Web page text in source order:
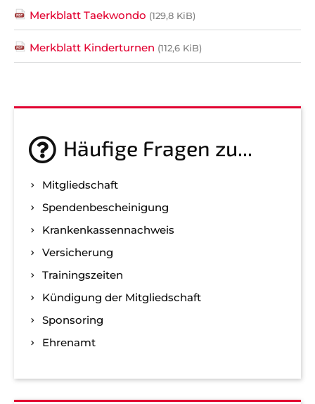
Merkblatt Taekwondo (129,8 KiB)
Merkblatt Kinderturnen (112,6 KiB)
Häufige Fragen zu...
Mitgliedschaft
Spenden­bescheinigung
Kranken­kassen­nachweis
Versicherung
Trainingszeiten
Kündigung der Mitgliedschaft
Sponsoring
Ehrenamt